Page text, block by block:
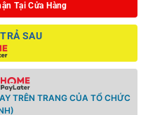
Tại Cửa Hàng
SAU
TRÊN TRANG CỦA TỔ CHỨC